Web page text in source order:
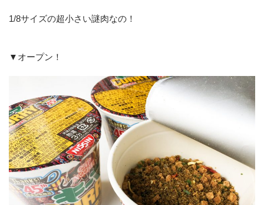
1/8サイズの超小さい謎肉なの！
▼オープン！